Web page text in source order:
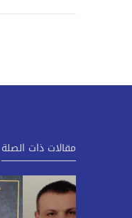
مقالات ذات الصلة